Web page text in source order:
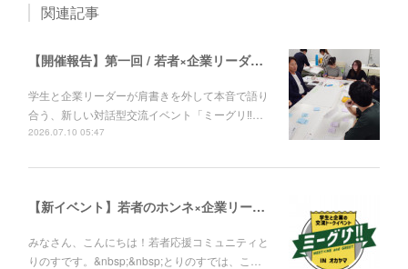
関連記事
【開催報告】第一回 / 若者×企業リーダーの対話イベント「ミーグリ！！」
学生と企業リーダーが肩書きを外して本音で語り
合う、新しい対話型交流イベント「ミーグリ‼︎…
2026.07.10 05:47
【新イベント】若者のホンネ×企業リーダーがフラットに繋がる対話イベント「ミーグリ！！」
みなさん、こんにちは！若者応援コミュニティと
りのすです。&nbsp;&nbsp;とりのすでは、こ…